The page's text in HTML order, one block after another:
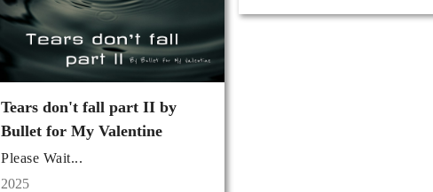
Tears don't fall part II by
Bullet for My Valentine
Please Wait...
2025